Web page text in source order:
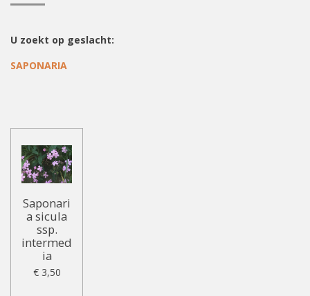
U zoekt op geslacht:
SAPONARIA
Saponari
a sicula
ssp.
intermed
ia
€ 3,50